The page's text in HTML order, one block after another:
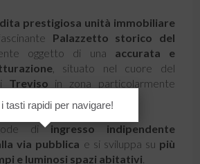
prestigiosa unità immobiliare
Palazzetto storico del
oggetto di una accurata e
, situato nel cuore del
Treviso in zona particolarmente
diingresso indipendente
via pubblica e si sviluppa su più
e luminosi spazi abitativi
tasti rapidi per navigare!